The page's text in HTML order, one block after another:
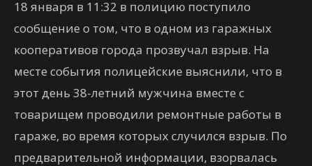
18 января в 11:32 в полицию поступило
сообщение о том, что в одном из гаражных
кооперативов города прозвучал взрыв. На
месте события полицейские выяснили, что в
этот день 38-летний мужчина вместе с
товарищем проводили ремонтные работы в
гараже, во время которых случился взрыв. По
предварительной информации, взорвалась